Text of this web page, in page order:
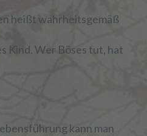
heißt wahrheitsgemäß
Kind. Wer Böses tut, hat
kann man